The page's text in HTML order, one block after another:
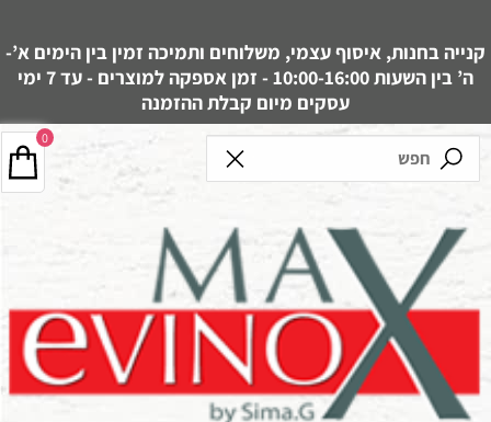
קנייה בחנות, איסוף עצמי, משלוחים ותמיכה זמין בין הימים א’-
ה’ בין השעות 10:00-16:00 - זמן אספקה למוצרים - עד 7 ימי
עסקים מיום קבלת ההזמנה
0